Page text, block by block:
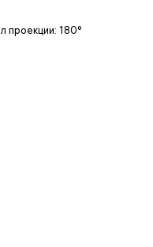
проекции: 180°